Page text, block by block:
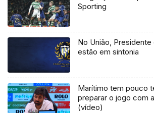
Sporting
No União, Presidente
estão em sintonia
Marítimo tem pouco
preparar o jogo com
(vídeo)